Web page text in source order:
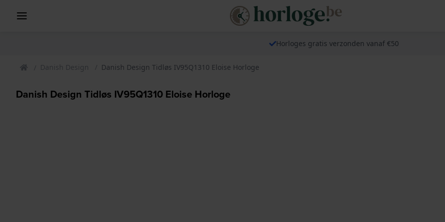
Horloges gratis verzonden vanaf €50
Danish Design Danish Design Tidløs IV95Q1310 Eloise Horloge
Danish Design Tidløs IV95Q1310 Eloise Horloge